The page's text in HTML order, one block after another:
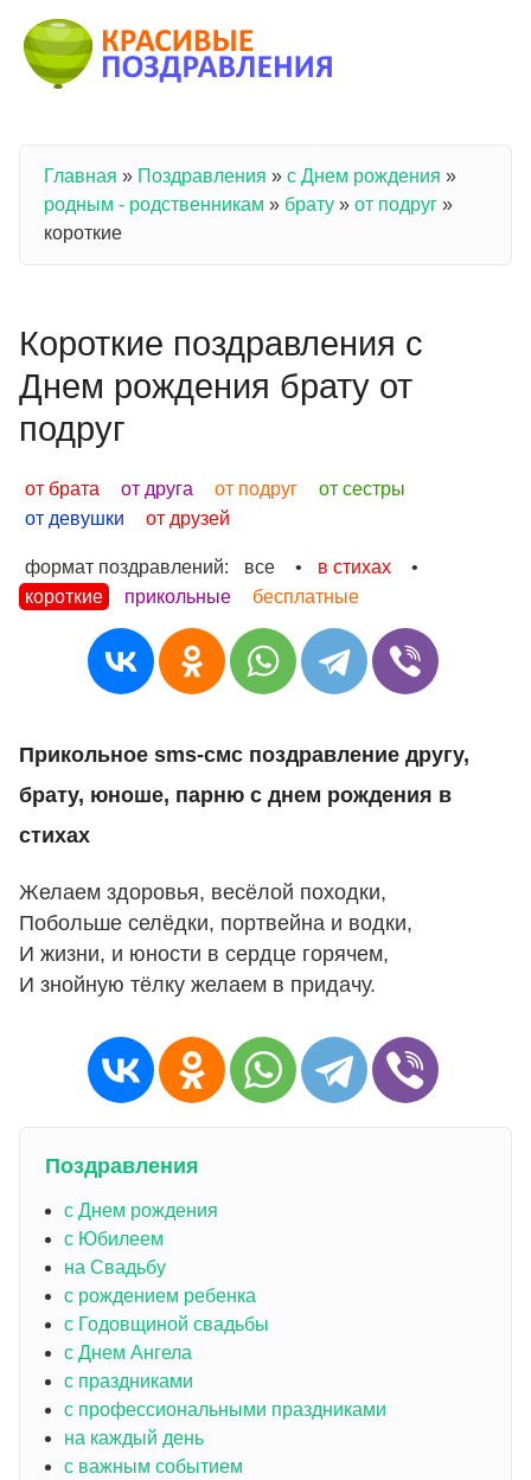
Вы здесь
Главная » Поздравления » с Днем рождения »
родным - родственникам » брату » от подруг »
короткие
Короткие поздравления с
Днем рождения брату от
подруг
от брата от друга от подруг
от сестры
от девушки
от друзей
формат поздравлений: все • в стихах
•
короткие
прикольные бесплатные
Прикольное sms-смс поздравление другу,
брату, юноше, парню с днем рождения в
стихах
Желаем здоровья, весёлой походки,
Побольше селёдки, портвейна и водки,
И жизни, и юности в сердце горячем,
И знойную тёлку желаем в придачу.
Поздравления
с Днем рождения
с Юбилеем
на Свадьбу
с рождением ребенка
с Годовщиной свадьбы
с Днем Ангела
с праздниками
с профессиональными праздниками
на каждый день
с важным событием